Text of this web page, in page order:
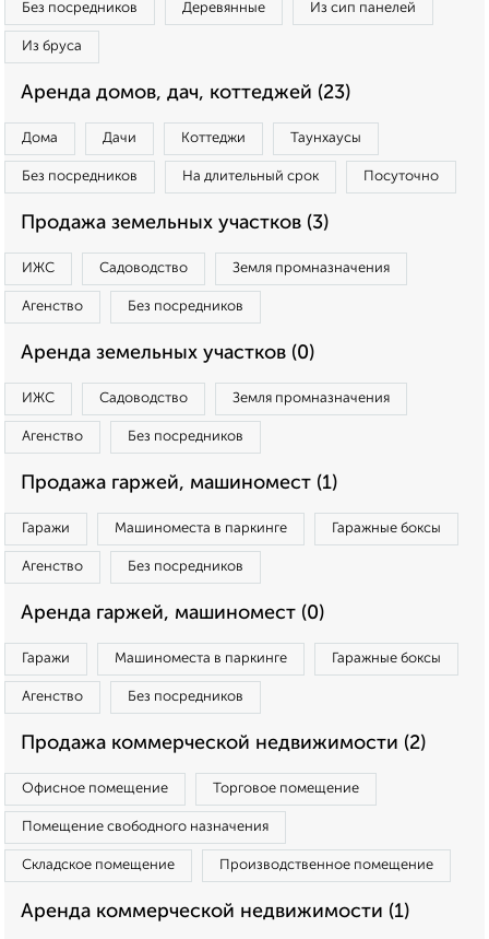
Без посредников Деревянные Из сип панелей
Из бруса
Аренда домов, дач, коттеджей (23)
Дома Дачи Коттеджи Таунхаусы
Без посредников На длительный срок Посуточно
Продажа земельных участков (3)
ИЖС Садоводство Земля промназначения
Агенство Без посредников
Аренда земельных участков (0)
ИЖС Садоводство Земля промназначения
Агенство Без посредников
Продажа гаржей, машиномест (1)
Гаражи Машиноместа в паркинге Гаражные боксы
Агенство Без посредников
Аренда гаржей, машиномест (0)
Гаражи Машиноместа в паркинге Гаражные боксы
Агенство Без посредников
Продажа коммерческой недвижимости (2)
Офисное помещение Торговое помещение
Помещение свободного назначения
Складское помещение Производственное помещение
Аренда коммерческой недвижимости (1)